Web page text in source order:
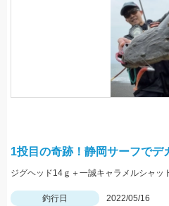
1投目の奇跡！静岡サーフでデ
釣行日
2022/05/16